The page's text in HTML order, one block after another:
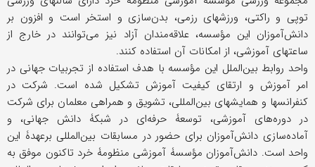
توپی و راکتی، ورزشهای رزمی، بدن‌سازی و استخر است و افزون بر
دانش‌آموزان این مؤسسه، علاقه‌مندان آزاد نیز می‌توانند در خارج از
ساعتهای آموزشی، از امکانات آن استفاده کنند.
واحد روابط بین‌الملل این مؤسسه با هدف استفاده از تجربیات جهانی در
امر آموزش و ارتقای کیفیت آموزش تشکیل شده است. شرکت در
کنفرانسها و همایشهای بین‌المللی، تشویق و همراهی معلمان برای شرکت
در دوره‌های آموزشی، توسعۀ حرفه‌ای در شبکۀ دانش جهانی، و
آماده‌سازی دانش‌آموزان برای حضور در مسابقات بین‌المللی برعهدۀ این
واحد است. دانش‌آموزان مؤسسۀ آموزشی منظومۀ خرد تاکنون موفق به